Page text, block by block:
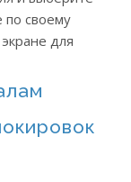
по своему
для